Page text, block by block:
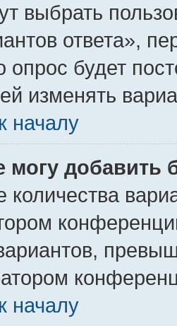
выбрать
ответа»,
опрос будет
изменять
началу
могу добавить
количества
началу